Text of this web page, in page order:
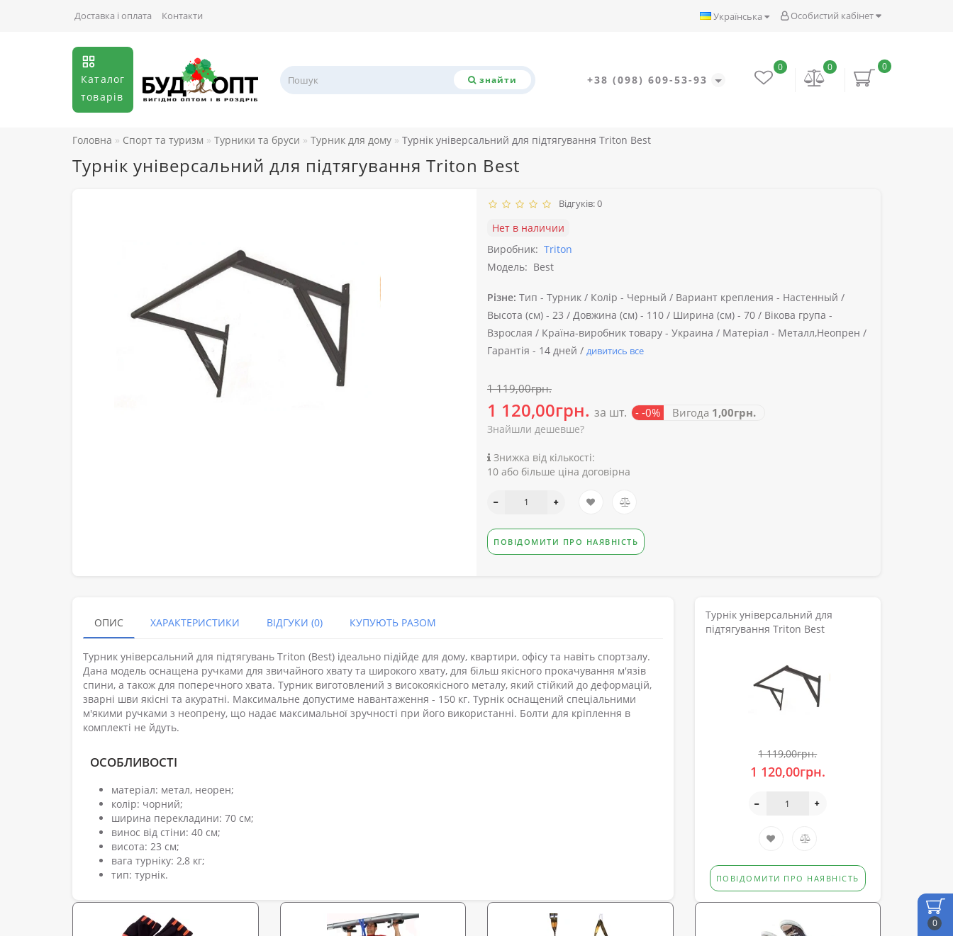
0
Особистий кабінет
Українська
Доставка і оплата Контакти
Каталог
товарів
знайти +38 (098) 609-53-93
0
0
0
Головна Спорт та туризм Турники та бруси Турник для дому Турнік універсальний для підтягування Triton Best
Турнік універсальний для підтягування Triton Best
Відгуків: 0
Нет в наличии
Виробник: Triton
Модель: Best
Різне: Тип - Турник / Колір - Черный / Вариант крепления - Настенный /
Высота (см) - 23 / Довжина (см) - 110 / Ширина (см) - 70 / Вікова група -
Взрослая / Країна-виробник товару - Украина / Матеріал - Металл,Неопрен /
Гарантія - 14 дней / дивитись все
1 119,00грн.
1 120,00грн. за шт. - -0% Вигода 1,00грн.
Знайшли дешевше?
Знижка від кількості:
10 або більше ціна договірна
ПОВІДОМИТИ ПРО НАЯВНІСТЬ
ОПИС ХАРАКТЕРИСТИКИ ВІДГУКИ (0) КУПУЮТЬ РАЗОМ
Турник універсальний для підтягувань Triton (Best) ідеально підійде для дому, квартири, офісу та навіть спортзалу.
Дана модель оснащена ручками для звичайного хвату та широкого хвату, для більш якісного прокачування м'язів
спини, а також для поперечного хвата. Турник виготовлений з високоякісного металу, який стійкий до деформацій,
зварні шви якісні та акуратні. Максимальне допустиме навантаження - 150 кг. Турнік оснащений спеціальними
м'якими ручками з неопрену, що надає максимальної зручності при його використанні. Болти для кріплення в
комплекті не йдуть.
ОСОБЛИВОСТІ
матеріал: метал, неорен;
колір: чорний;
ширина перекладини: 70 см;
винос від стіни: 40 см;
висота: 23 см;
вага турніку: 2,8 кг;
тип: турнік.
Турнік універсальний для
підтягування Triton Best
1 119,00грн.
1 120,00грн.
ПОВІДОМИТИ ПРО НАЯВНІСТЬ